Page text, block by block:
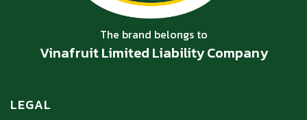
The brand belongs to
Vinafruit Limited Liability Company
LEGAL